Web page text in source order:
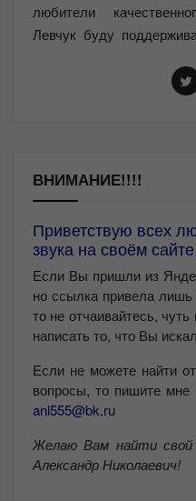
любители
Левчук буду
ВНИМАНИЕ!!!!
Приветствую всех
звука на своём
Если Вы пришли из
но ссылка привела лишь
то не отчаивайтесь,
написать то, что Вы
Если не можете найти
вопросы, то пишите мне
anl555@bk.ru
Желаю Вам найти свой
Александр Николаевич!